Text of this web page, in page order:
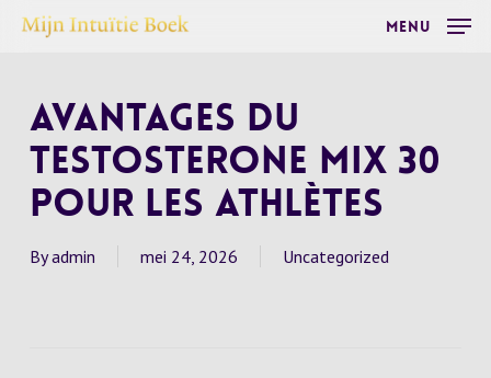
Skip
content
Menu
Avantages du
Testosterone Mix 30
pour les Athlètes
By admin mei 24, 2026 Uncategorized